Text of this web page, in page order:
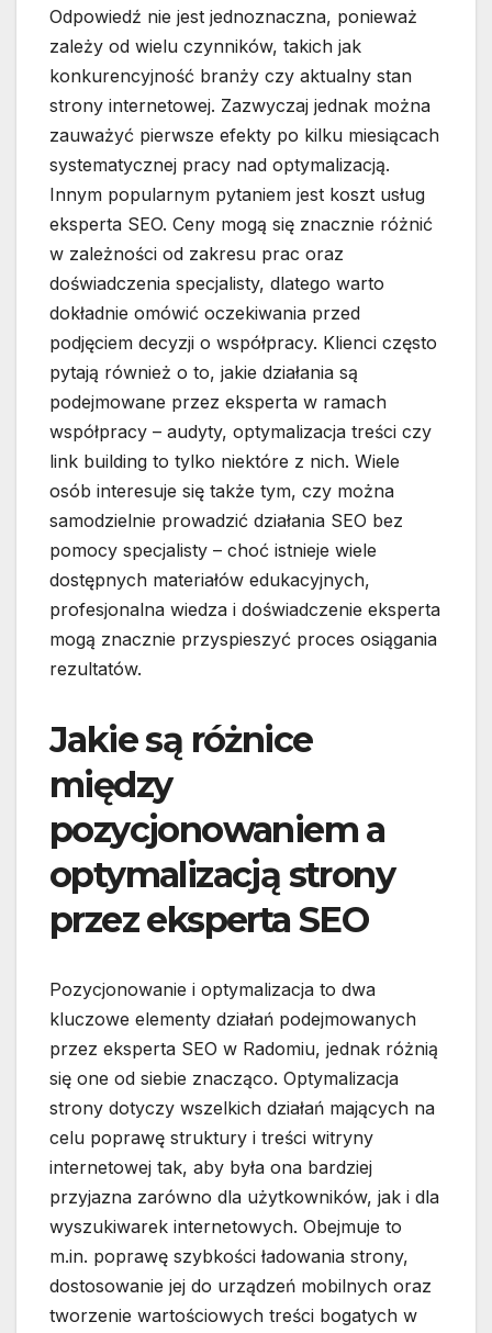
Odpowiedź nie jest jednoznaczna, ponieważ
zależy od wielu czynników, takich jak
konkurencyjność branży czy aktualny stan
strony internetowej. Zazwyczaj jednak można
zauważyć pierwsze efekty po kilku miesiącach
systematycznej pracy nad optymalizacją.
Innym popularnym pytaniem jest koszt usług
eksperta SEO. Ceny mogą się znacznie różnić
w zależności od zakresu prac oraz
doświadczenia specjalisty, dlatego warto
dokładnie omówić oczekiwania przed
podjęciem decyzji o współpracy. Klienci często
pytają również o to, jakie działania są
podejmowane przez eksperta w ramach
współpracy – audyty, optymalizacja treści czy
link building to tylko niektóre z nich. Wiele
osób interesuje się także tym, czy można
samodzielnie prowadzić działania SEO bez
pomocy specjalisty – choć istnieje wiele
dostępnych materiałów edukacyjnych,
profesjonalna wiedza i doświadczenie eksperta
mogą znacznie przyspieszyć proces osiągania
rezultatów.
Jakie są różnice
między
pozycjonowaniem a
optymalizacją strony
przez eksperta SEO
Pozycjonowanie i optymalizacja to dwa
kluczowe elementy działań podejmowanych
przez eksperta SEO w Radomiu, jednak różnią
się one od siebie znacząco. Optymalizacja
strony dotyczy wszelkich działań mających na
celu poprawę struktury i treści witryny
internetowej tak, aby była ona bardziej
przyjazna zarówno dla użytkowników, jak i dla
wyszukiwarek internetowych. Obejmuje to
m.in. poprawę szybkości ładowania strony,
dostosowanie jej do urządzeń mobilnych oraz
tworzenie wartościowych treści bogatych w